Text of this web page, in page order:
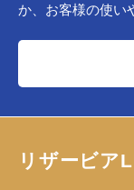
か、お客様の使い
リザービア